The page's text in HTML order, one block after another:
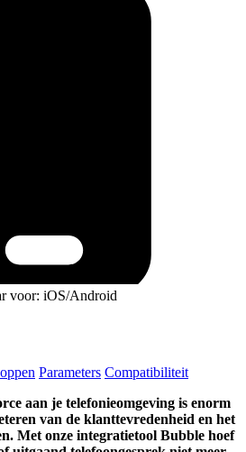
voor: iOS/Android
Parameters Compatibiliteit
aan je telefonieomgeving is enorm
van de klanttevredenheid en het
Met onze integratietool Bubble hoef